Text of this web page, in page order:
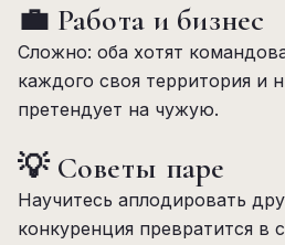
💼 Работа и бизнес
Сложно: оба хотят
каждого своя территория и
претендует на чужую.
💡 Советы паре
Научитесь аплодировать
конкуренция превратится в